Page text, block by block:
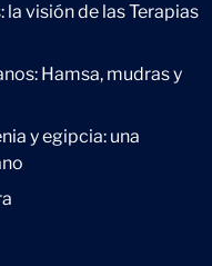
visión de las Terapias
Hamsa, mudras y
y egipcia: una